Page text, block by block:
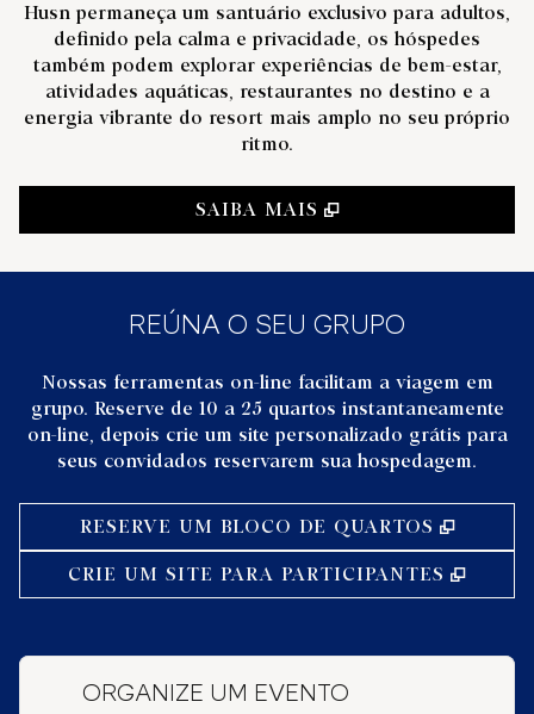
Husn permaneça um santuário exclusivo para adultos,
definido pela calma e privacidade, os hóspedes
também podem explorar experiências de bem-estar,
atividades aquáticas, restaurantes no destino e a
energia vibrante do resort mais amplo no seu próprio
ritmo.
SAIBA MAIS ,
REÚNA O SEU GRUPO
Nossas ferramentas on-line facilitam a viagem em
grupo. Reserve de 10 a 25 quartos instantaneamente
on-line, depois crie um site personalizado grátis para
seus convidados reservarem sua hospedagem.
RESERVE UM BLOCO DE QUARTOS ,
CRIE UM SITE PARA PARTICIPANTES ,
ORGANIZE UM EVENTO